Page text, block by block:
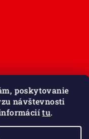
poskytovanie
návštevnosti
informáciítu.